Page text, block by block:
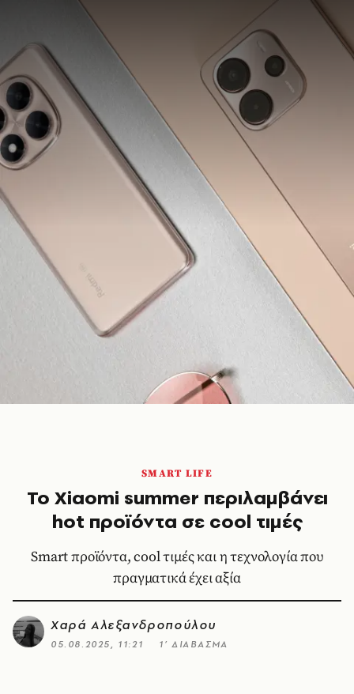
SMART LIFE
Το Xiaomi summer περιλαμβάνει
hot προϊόντα σε cool τιμές
Smart προϊόντα, cool τιμές και η τεχνολογία που
πραγματικά έχει αξία
Χαρά Αλεξανδροπούλου
05.08.2025, 11:21 1’ ΔΙΑΒΑΣΜΑ